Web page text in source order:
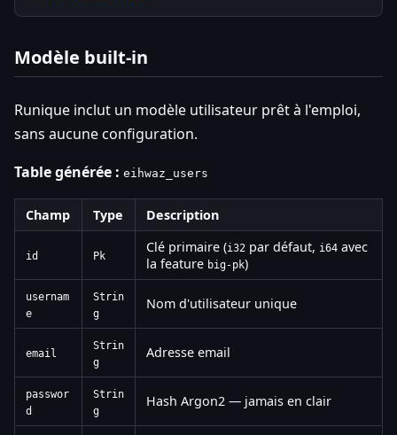
Modèle built-in
Runique inclut un modèle utilisateur prêt à l'emploi,
sans aucune configuration.
Table générée : eihwaz_users
Champ Type Description
id Pk
Clé primaire (i32 par défaut, i64 avec
la feature big-pk)
usernam
e
Strin
g
Nom d'utilisateur unique
email
Strin
g
Adresse email
passwor
d
Strin
g
Hash Argon2 — jamais en clair